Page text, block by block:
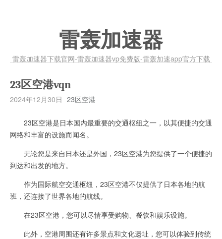
雷轰加速器
雷轰加速器下载官网-雷轰加速器vp免费版-雷轰加速app官方下载
23区空港vqn
2024年12月30日 23区空港
23区空港是日本国内最重要的交通枢纽之一，以其便捷的交通
网络和丰富的设施而闻名。
无论您是来自日本还是外国，23区空港为您提供了一个便捷的
到达和出发的地方。
作为国际航空交通枢纽，23区空港不仅提供了日本各地的航
班，还连接了世界各地的航线。
在23区空港，您可以尽情享受购物、餐饮和娱乐设施。
此外，空港周围还有许多景点和文化遗址，您可以体验到传统